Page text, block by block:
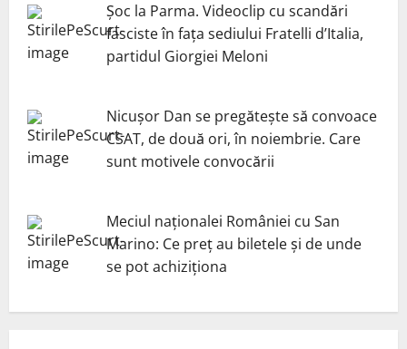
Șoc la Parma. Videoclip cu scandări
fasciste în fața sediului Fratelli d’Italia,
partidul Giorgiei Meloni
Nicuşor Dan se pregăteşte să convoace
CSAT, de două ori, în noiembrie. Care
sunt motivele convocării
Meciul naționalei României cu San
Marino: Ce preț au biletele și de unde
se pot achiziționa